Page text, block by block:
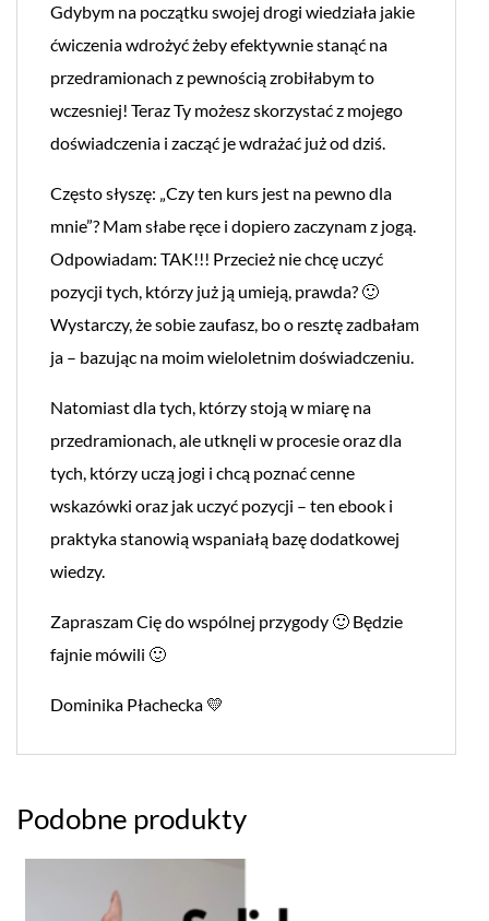
Gdybym na początku swojej drogi wiedziała jakie
ćwiczenia wdrożyć żeby efektywnie stanąć na
przedramionach z pewnością zrobiłabym to
wczesniej! Teraz Ty możesz skorzystać z mojego
doświadczenia i zacząć je wdrażać już od dziś.
Często słyszę: „Czy ten kurs jest na pewno dla
mnie”? Mam słabe ręce i dopiero zaczynam z jogą.
Odpowiadam: TAK!!! Przecież nie chcę uczyć
pozycji tych, którzy już ją umieją, prawda? 🙂
Wystarczy, że sobie zaufasz, bo o resztę zadbałam
ja – bazując na moim wieloletnim doświadczeniu.
Natomiast dla tych, którzy stoją w miarę na
przedramionach, ale utknęli w procesie oraz dla
tych, którzy uczą jogi i chcą poznać cenne
wskazówki oraz jak uczyć pozycji – ten ebook i
praktyka stanowią wspaniałą bazę dodatkowej
wiedzy.
Zapraszam Cię do wspólnej przygody 🙂 Będzie
fajnie mówili 🙂
Dominika Płachecka 💛
Podobne produkty